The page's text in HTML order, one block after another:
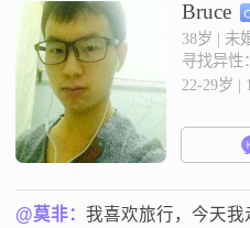
Bruce
38岁 | 未
寻找异性：
22-29岁 |
@莫非：我喜欢旅行，今天